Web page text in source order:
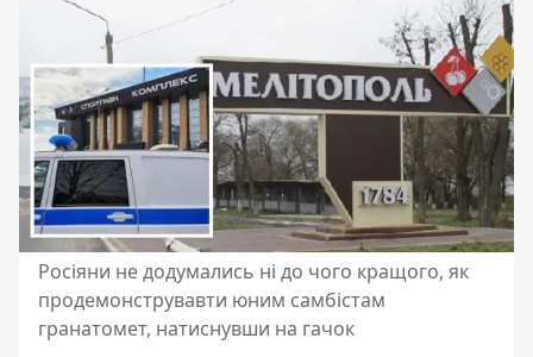
Росіяни не додумались ні до чого кращого, як
продемонструвавти юним самбістам
гранатомет, натиснувши на гачок